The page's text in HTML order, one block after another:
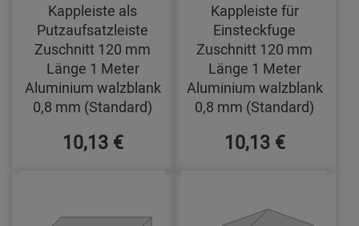
Kappleiste als
Putzaufsatzleiste
Zuschnitt 120 mm
Länge 1 Meter
Aluminium walzblank
0,8 mm (Standard)
10,13 €
Kappleiste für
Einsteckfuge
Zuschnitt 120 mm
Länge 1 Meter
Aluminium walzblank
0,8 mm (Standard)
10,13 €